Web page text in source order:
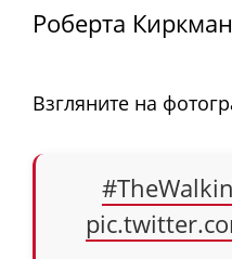
Роберта
Взгляните на